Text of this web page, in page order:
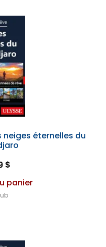
neiges éternelles du
$
panier